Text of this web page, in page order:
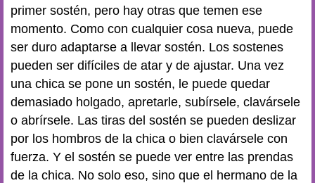
primer sostén, pero hay otras que temen ese
momento. Como con cualquier cosa nueva, puede
ser duro adaptarse a llevar sostén. Los sostenes
pueden ser difíciles de atar y de ajustar. Una vez
una chica se pone un sostén, le puede quedar
demasiado holgado, apretarle, subírsele, clavársele
o abrírsele. Las tiras del sostén se pueden deslizar
por los hombros de la chica o bien clavársele con
fuerza. Y el sostén se puede ver entre las prendas
de la chica. No solo eso, sino que el hermano de la